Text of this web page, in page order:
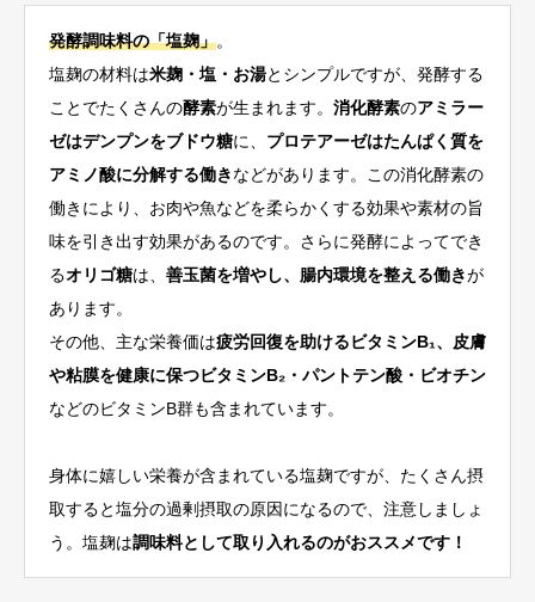
発酵調味料の「塩麹」。
塩麹の材料は米麹・塩・お湯とシンプルですが、発酵する
ことでたくさんの酵素が生まれます。 消化酵素のアミラー
ゼはデンプンをブドウ糖に、 プロテアーゼはたんぱく質を
アミノ酸に分解する働きなどがあります。この消化酵素の
働きにより、お肉や魚などを柔らかくする効果や素材の旨
味を引き出す効果があるのです。さらに発酵によってでき
るオリゴ糖は、 善玉菌を増やし、腸内環境を整える働きが
あります。
その他、主な栄養価は疲労回復を助けるビタミンB₁、皮膚
や粘膜を健康に保つビタミンB₂ ・パントテン酸・ビオチン
などのビタミンB群も含まれています。
身体に嬉しい栄養が含まれている塩麹ですが、たくさん摂
取すると塩分の過剰摂取の原因になるので、注意しましょ
う。塩麹は調味料として取り入れるのがおススメです！